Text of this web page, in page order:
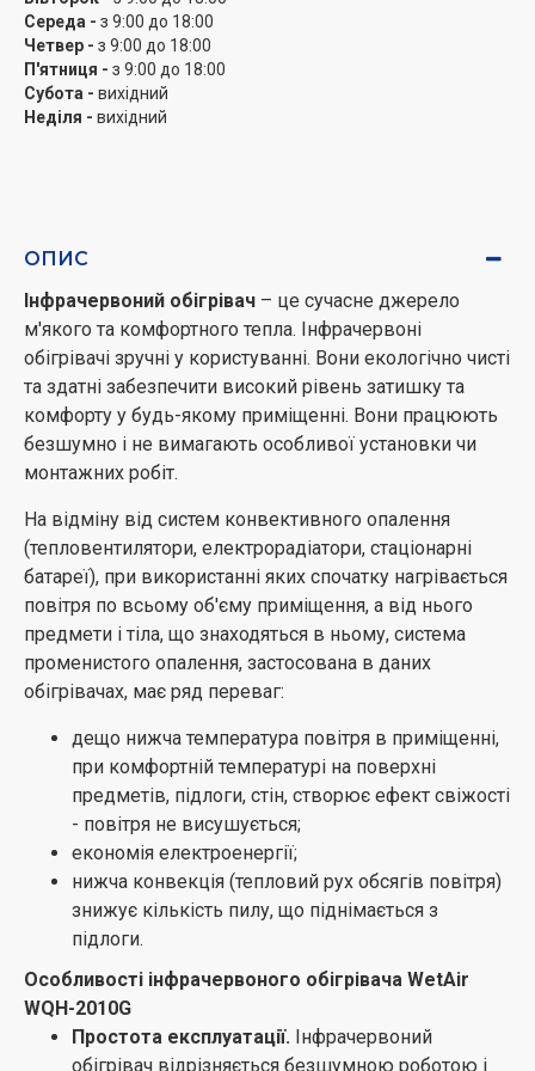
час монтажу.
Завдяки системі обертання прилад може
обертатися з боку в бік і тим самим значно
збільшувати площу обігріву в рази.
Регулювання потужності.
закритому ламповому ТЕНу з карбоновою
ниткою практично нівелюється спалювання
повітря, збільшується тепловіддача, а також
підвищується довговічність приладу.
Безпека використання.Для забезпечення
повного захисту користувача від травм, а також
захисту внутрішніх компонентів пристрою від
пошкоджень, в інфрачервоному обігрівачі
з міцного алюмінієвого корпусу, ручки для
перенесення та рамки. У пристрої також
встановлена ​​система захисту від перевертання.
Зручність переміщення.Міняти розташування
інфрачервоного обігрівача досить просто. Для
цього у пристрої передбачена спеціальна ручка.
Перенести інфрачервоний обігрівач з одного
приміщення до іншого не складе проблеми,
адже він відрізняється компактними
габаритами та невеликою вагою.
Середа - з 9:00 до 18:00
Четвер - з 9:00 до 18:00
П'ятниця - з 9:00 до 18:00
Субота - вихідний
Неділя - вихідний
ОПИС
Інфрачервоний обігрівач – це сучасне джерело
м'якого та комфортного тепла. Інфрачервоні
обігрівачі зручні у користуванні. Вони екологічно чисті
та здатні забезпечити високий рівень затишку та
комфорту у будь-якому приміщенні. Вони працюють
безшумно і не вимагають особливої ​​установки чи
монтажних робіт.
На відміну від систем конвективного опалення
(тепловентилятори, електрорадіатори, стаціонарні
батареї), при використанні яких спочатку нагрівається
повітря по всьому об'єму приміщення, а від нього
предмети і тіла, що знаходяться в ньому, система
променистого опалення, застосована в даних
обігрівачах, має ряд переваг:
дещо нижча температура повітря в приміщенні,
при комфортній температурі на поверхні
предметів, підлоги, стін, створює ефект свіжості
- повітря не висушується;
економія електроенергії;
нижча конвекція (тепловий рух обсягів повітря)
знижує кількість пилу, що піднімається з
підлоги.
Особливості інфрачервоного обігрівача WetAir
WQH-2010G
Простота експлуатації. Інфрачервоний
обігрівач відрізняється безшумною роботою і